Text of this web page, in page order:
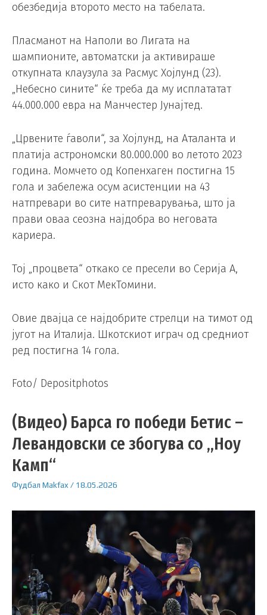
обезбедија второто место на табелата.
Пласманот на Наполи во Лигата на
шампионите, автоматски ја активираше
откупната клаузула за Расмус Хојлунд (23).
„Небесно сините“ ќе треба да му исплататат
44.000.000 евра на Манчестер Јунајтед.
„Црвените ѓаволи“, за Хојлунд, на Аталанта и
платија астрономски 80.000.000 во летото 2023
година. Момчето од Копенхаген постигна 15
гола и забележа осум асистенции на 43
натпревари во сите натпреварувања, што ја
прави оваа сеозна најдобра во неговата
кариера.
Тој „процвета“ откако се пресели во Серија А,
исто како и Скот МекТомини.
Овие двајца се најдобрите стрелци на тимот од
југот на Италија. Шкотскиот играч од средниот
ред постигна 14 гола.
Foto/ Depositphotos
(Видео) Барса го победи Бетис –
Левандовски се збогува со „Ноу
Камп“
Фудбал Makfax / 18.05.2026